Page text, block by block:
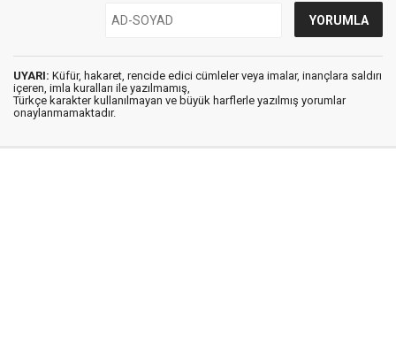
UYARI: Küfür, hakaret, rencide edici cümleler veya imalar, inançlara saldırı
içeren, imla kuralları ile yazılmamış,
Türkçe karakter kullanılmayan ve büyük harflerle yazılmış yorumlar
onaylanmamaktadır.